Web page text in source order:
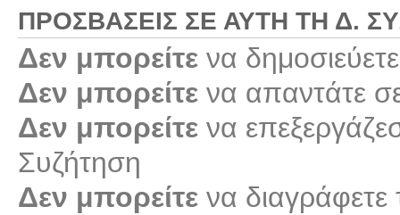
ΠΡΟΣΒΆΣΕΙΣ ΣΕ ΑΥΤΉ ΤΗ Δ.
Δεν μπορείτε να
Δεν μπορείτε να απαντάτε
Δεν μπορείτε να
Συζήτηση
Δεν μπορείτε να διαγράφετε